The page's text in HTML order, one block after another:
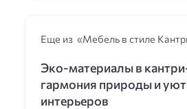
Еще из «Мебель в стиле
Эко-материалы в
гармония природы и
интерьеров